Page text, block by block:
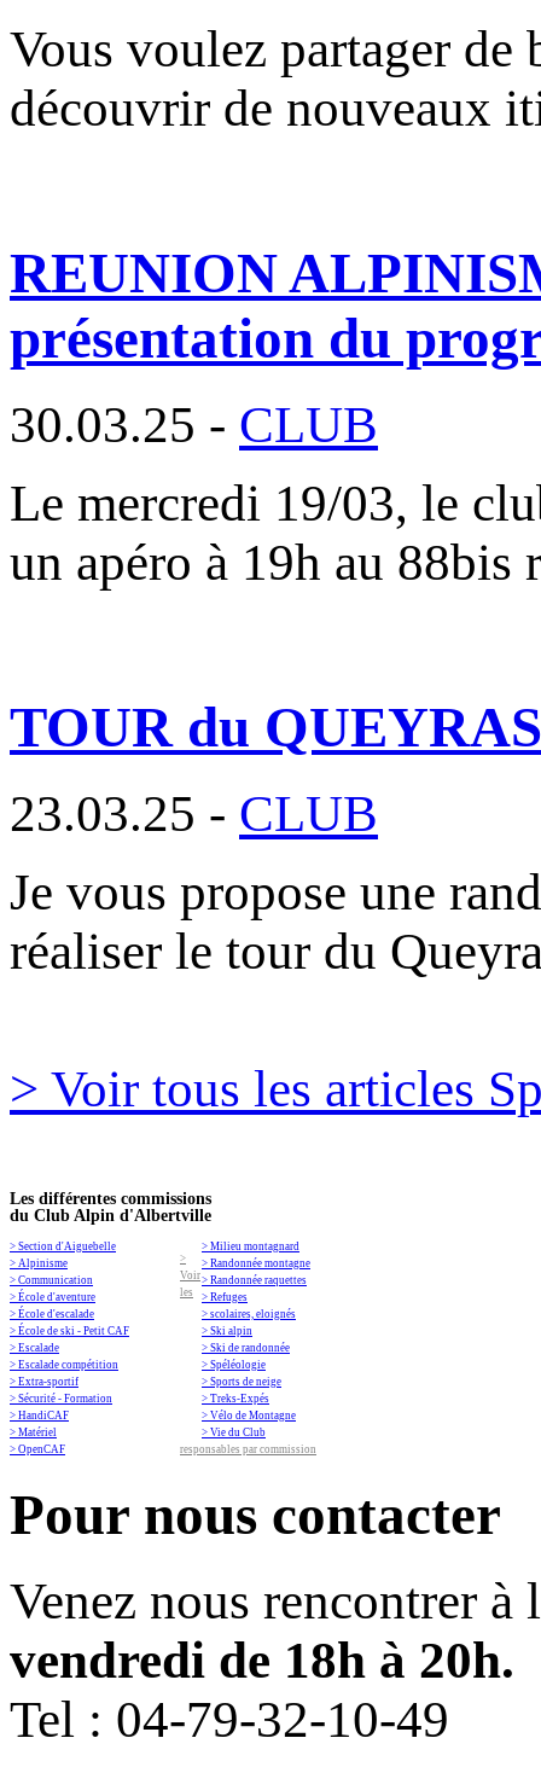
Vous voulez partager de
découvrir de nouveaux
REUNION
présentation du
30.03.25 - CLUB
Le mercredi 19/03, le
un apéro à 19h au 88bis
TOUR du
23.03.25 - CLUB
Je vous propose une
réaliser le tour du
> Voir tous les articles
Les différentes commissions
du Club Alpin d'Albertville
> Section d'Aiguebelle
> Alpinisme
> Communication
> École d'aventure
> École d'escalade
> École de ski - Petit CAF
> Escalade
> Escalade compétition
> Extra-sportif
> Sécurité - Formation
> HandiCAF
> Matériel
> OpenCAF
> Milieu montagnard
> Randonnée montagne
> Randonnée raquettes
> Refuges
> scolaires, eloignés
> Ski alpin
> Ski de randonnée
> Spéléologie
> Sports de neige
> Treks-Expés
> Vélo de Montagne
> Vie du Club
>
Voir
les
responsables par commission
Pour nous contacter
Venez nous rencontrer à
vendredi de 18h à 20h.
Tel : 04-79-32-10-49